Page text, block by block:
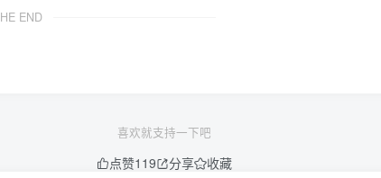
END
喜欢就支持一下吧
点赞119 分享
收藏